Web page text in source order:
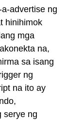
advertise ng
hinihimok
mga
na,
sa isang
ng
na ito ay
serye ng